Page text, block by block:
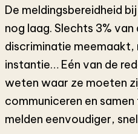
De meldingsbereidheid
nog laag. Slechts 3% van
discriminatie
instantie​… Eén van de
weten waar ze moeten
communiceren en
melden eenvoudiger,